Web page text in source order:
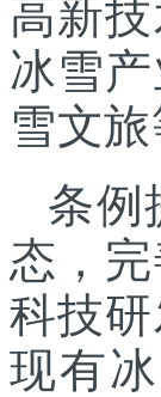
高新
冰雪
雪文
条例
态，
科技
现有